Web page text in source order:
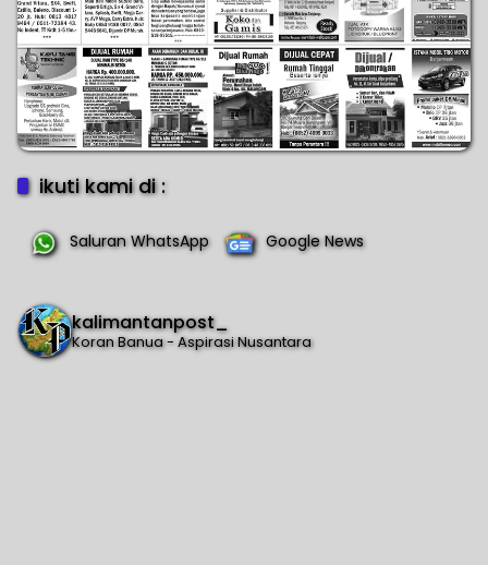
ikuti kami di :
Saluran WhatsApp Google News
kalimantanpost_
Koran Banua - Aspirasi Nusantara